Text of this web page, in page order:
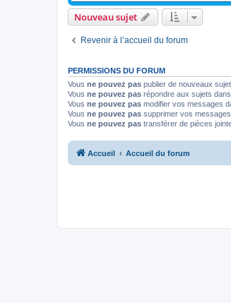
Nouveau sujet
Revenir à l’accueil du forum
PERMISSIONS DU FORUM
Vous ne pouvez pas publier de nouveaux
Vous ne pouvez pas répondre aux sujets
Vous ne pouvez pas modifier vos messages
Vous ne pouvez pas supprimer vos
Vous ne pouvez pas transférer de pièces
Accueil Accueil du forum